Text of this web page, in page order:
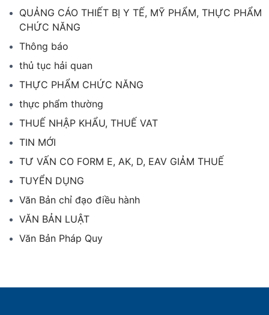
QUẢNG CÁO THIẾT BỊ Y TẾ, MỸ PHẨM, THỰC PHẨM
CHỨC NĂNG
Thông báo
thủ tục hải quan
THỰC PHẨM CHỨC NĂNG
thực phẩm thường
THUẾ NHẬP KHẨU, THUẾ VAT
TIN MỚI
TƯ VẤN CO FORM E, AK, D, EAV GIẢM THUẾ
TUYỂN DỤNG
Văn Bản chỉ đạo điều hành
VĂN BẢN LUẬT
Văn Bản Pháp Quy